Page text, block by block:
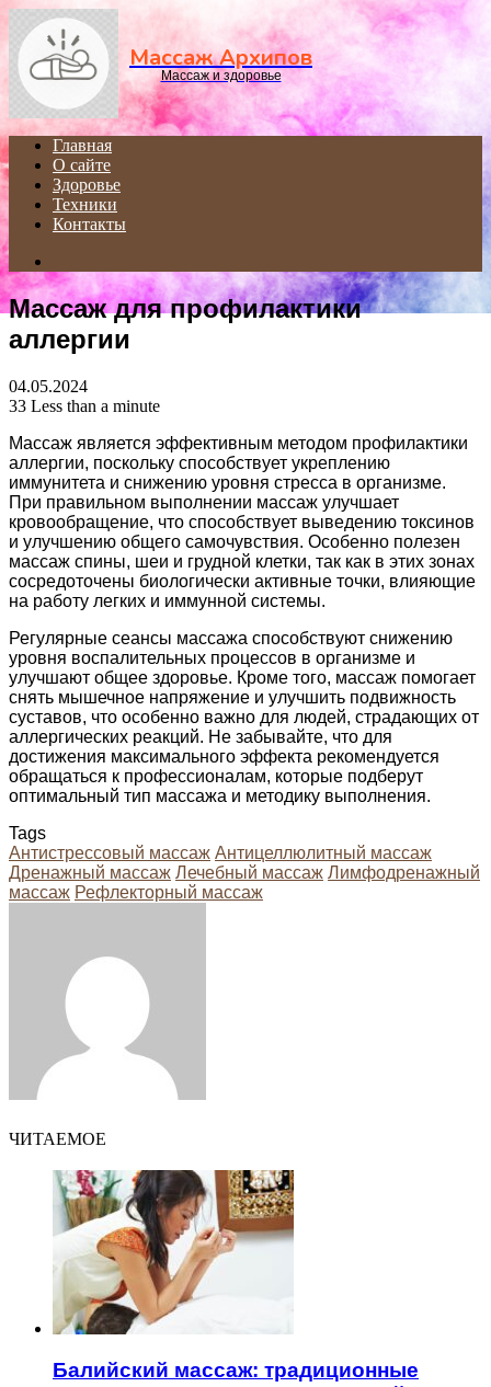
Массаж Архипов
Массаж и здоровье
Главная
О сайте
Здоровье
Техники
Контакты
for
Массаж для профилактики
аллергии
04.05.2024
33 Less than a minute
Массаж является эффективным методом профилактики
аллергии, поскольку способствует укреплению
иммунитета и снижению уровня стресса в организме.
При правильном выполнении массаж улучшает
кровообращение, что способствует выведению токсинов
и улучшению общего самочувствия. Особенно полезен
массаж спины, шеи и грудной клетки, так как в этих зонах
сосредоточены биологически активные точки, влияющие
на работу легких и иммунной системы.
Регулярные сеансы массажа способствуют снижению
уровня воспалительных процессов в организме и
улучшают общее здоровье. Кроме того, массаж помогает
снять мышечное напряжение и улучшить подвижность
суставов, что особенно важно для людей, страдающих от
аллергических реакций. Не забывайте, что для
достижения максимального эффекта рекомендуется
обращаться к профессионалам, которые подберут
оптимальный тип массажа и методику выполнения.
Tags
Антистрессовый массаж Антицеллюлитный массаж
Дренажный массаж Лечебный массаж Лимфодренажный
массаж Рефлекторный массаж
ЧИТАЕМОЕ
Балийский массаж: традиционные